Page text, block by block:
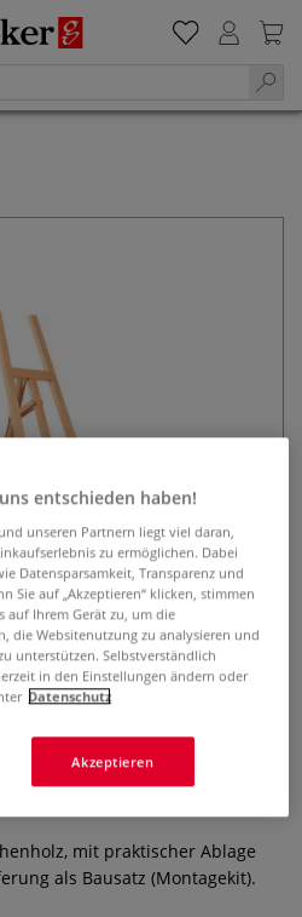
mit praktischer Ablage
als Bausatz (Montagekit).
entschieden haben!
unseren Partnern liegt viel daran,
zu ermöglichen. Dabei
Datensparsamkeit, Transparenz und
Sie auf „Akzeptieren“ klicken, stimmen
auf Ihrem Gerät zu, um die
die Websitenutzung zu analysieren und
unterstützen. Selbstverständlich
in den Einstellungen ändern oder
Datenschutz
Akzeptieren